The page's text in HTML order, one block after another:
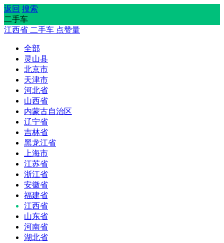
返回 搜索
二手车
江西省 二手车 点赞量
全部
灵山县
北京市
天津市
河北省
山西省
内蒙古自治区
辽宁省
吉林省
黑龙江省
上海市
江苏省
浙江省
安徽省
福建省
江西省
山东省
河南省
湖北省